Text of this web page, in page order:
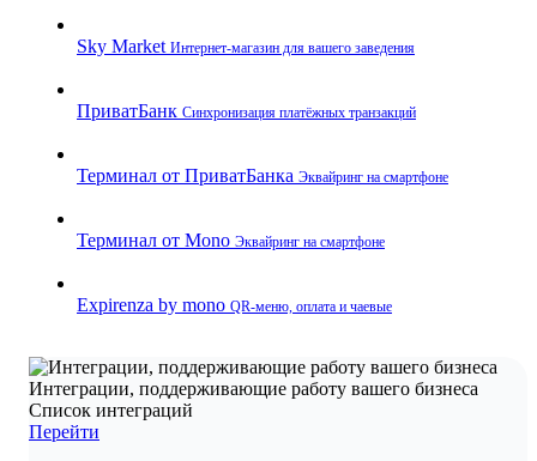
Sky Market Интернет‑магазин для вашего заведения
ПриватБанк Синхронизация платёжных транзакций
Терминал от ПриватБанка Эквайринг на смартфоне
Терминал от Mono Эквайринг на смартфоне
Expirenza by mono QR‑меню, оплата и чаевые
Интеграции, поддерживающие работу вашего бизнеса
Список интеграций
Перейти